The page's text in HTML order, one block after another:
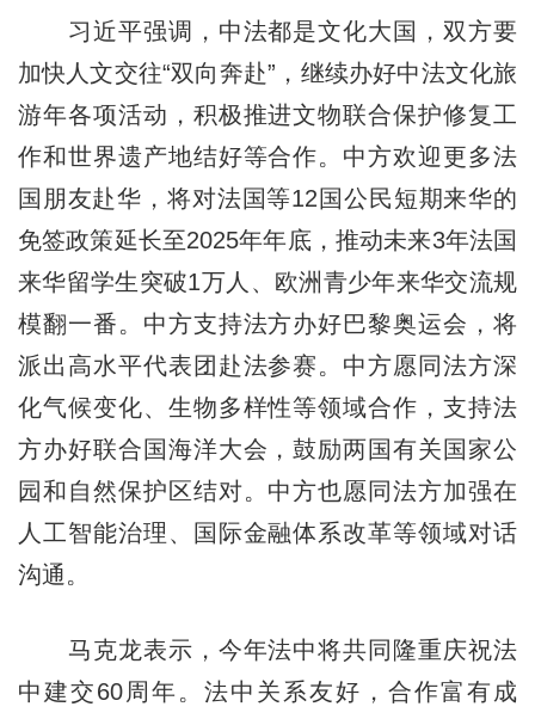
习近平强调，中法都是文化大国，双方要
加快人文交往“双向奔赴”，继续办好中法文化旅
游年各项活动，积极推进文物联合保护修复工
作和世界遗产地结好等合作。中方欢迎更多法
国朋友赴华，将对法国等12国公民短期来华的
免签政策延长至2025年年底，推动未来3年法国
来华留学生突破1万人、欧洲青少年来华交流规
模翻一番。中方支持法方办好巴黎奥运会，将
派出高水平代表团赴法参赛。中方愿同法方深
化气候变化、生物多样性等领域合作，支持法
方办好联合国海洋大会，鼓励两国有关国家公
园和自然保护区结对。中方也愿同法方加强在
人工智能治理、国际金融体系改革等领域对话
沟通。
马克龙表示，今年法中将共同隆重庆祝法
中建交60周年。法中关系友好，合作富有成